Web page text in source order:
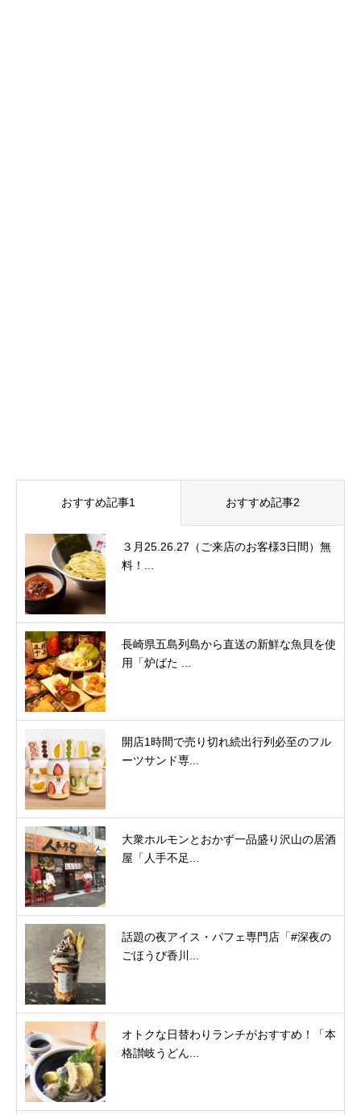
おすすめ記事1 おすすめ記事2
３月25.26.27（ご来店のお客様3日間）無
料！...
長崎県五島列島から直送の新鮮な魚貝を使
用「炉ばた ...
開店1時間で売り切れ続出行列必至のフル
ーツサンド専...
大衆ホルモンとおかず一品盛り沢山の居酒
屋「人手不足...
話題の夜アイス・パフェ専門店「#深夜の
ごほうび香川...
オトクな日替わりランチがおすすめ！「本
格讃岐うどん...